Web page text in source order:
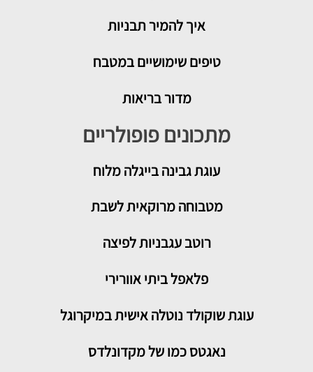
איך להמיר תבניות
טיפים שימושיים במטבח
מדור בריאות
מתכונים פופולריים
עוגת גבינה בייגלה מלוח
מטבוחה מרוקאית לשבת
רוטב עגבניות לפיצה
פלאפל ביתי אוורירי
עוגת שוקולד נוטלה אישית במיקרוגל
נאגטס כמו של מקדונלדס